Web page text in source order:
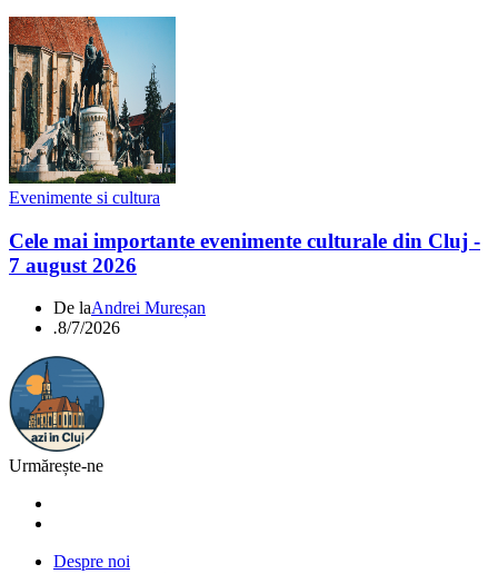
Evenimente si cultura
Cele mai importante evenimente culturale din Cluj -
7 august 2026
De laAndrei Mureșan
.8/7/2026
Urmărește-ne
Despre noi